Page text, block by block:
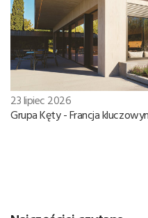
23 lipiec 2026
Grupa Kęty - Francja